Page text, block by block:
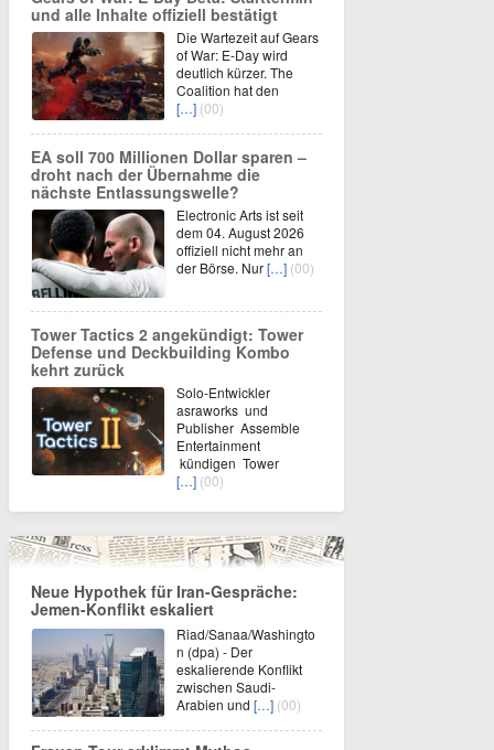
und alle Inhalte offiziell bestätigt
Die Wartezeit auf Gears
of War: E-Day wird
deutlich kürzer. The
Coalition hat den
[…] (00)
EA soll 700 Millionen Dollar sparen –
droht nach der Übernahme die
nächste Entlassungswelle?
Electronic Arts ist seit
dem 04. August 2026
offiziell nicht mehr an
der Börse. Nur[…] (00)
Tower Tactics 2 angekündigt: Tower
Defense und Deckbuilding Kombo
kehrt zurück
Solo-Entwickler
asraworks und
Publisher Assemble
Entertainment
kündigen Tower
[…] (00)
Neue Hypothek für Iran-Gespräche:
Jemen-Konflikt eskaliert
Riad/Sanaa/Washingto
n (dpa) - Der
eskalierende Konflikt
zwischen Saudi-
Arabien und […] (00)